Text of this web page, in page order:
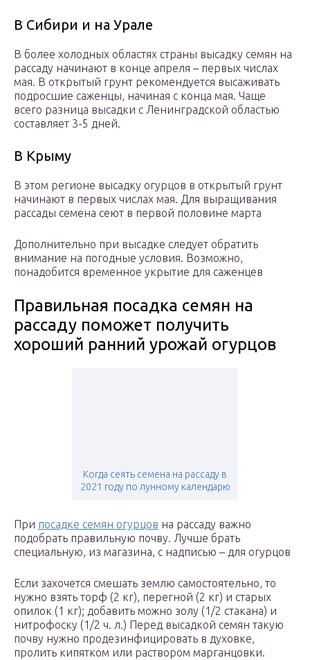
В Сибири и на Урале
В более холодных областях страны высадку семян на
рассаду начинают в конце апреля – первых числах
мая. В открытый грунт рекомендуется высаживать
подросшие саженцы, начиная с конца мая. Чаще
всего разница высадки с Ленинградской областью
составляет 3-5 дней.
В Крыму
В этом регионе высадку огурцов в открытый грунт
начинают в первых числах мая. Для выращивания
рассады семена сеют в первой половине марта
Дополнительно при высадке следует обратить
внимание на погодные условия. Возможно,
понадобится временное укрытие для саженцев
Правильная посадка семян на
рассаду поможет получить
хороший ранний урожай огурцов
Когда сеять семена на рассаду в
2021 году по лунному календарю
При посадке семян огурцов на рассаду важно
подобрать правильную почву. Лучше брать
специальную, из магазина, с надписью – для огурцов
Если захочется смешать землю самостоятельно, то
нужно взять торф (2 кг), перегной (2 кг) и старых
опилок (1 кг); добавить можно золу (1/2 стакана) и
нитрофоску (1/2 ч. л.) Перед высадкой семян такую
почву нужно продезинфицировать в духовке,
пролить кипятком или раствором марганцовки.